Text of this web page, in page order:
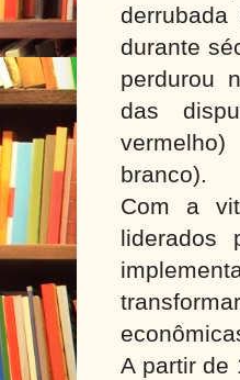
durante
perdurou
das
branco).
Com a
liderados
A partir de